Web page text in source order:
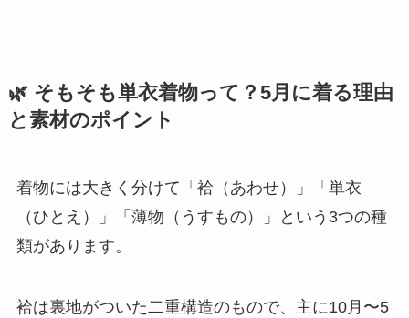
🌿 そもそも単衣着物って？5月に着る理由
と素材のポイント
着物には大きく分けて「袷（あわせ）」「単衣
（ひとえ）」「薄物（うすもの）」という3つの種
類があります。
袷は裏地がついた二重構造のもので、主に10月〜5